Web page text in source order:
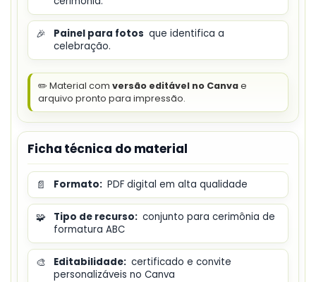
🎉 Painel para fotos que identifica a
celebração.
✏️ Material com versão editável no Canvae
arquivo pronto para impressão.
Ficha técnica do material
📄 Formato: PDF digital em alta qualidade
🧩 Tipo de recurso: conjunto para cerimônia de
formatura ABC
🎨 Editabilidade: certificado e convite
personalizáveis no Canva